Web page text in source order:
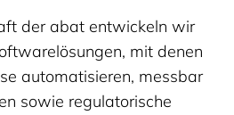
der abat entwickeln wir
mit denen
automatisieren, messbar
sowie regulatorische